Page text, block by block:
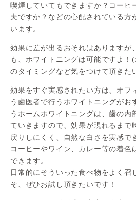
喫煙していてもできますか？コーヒ
夫ですか？などの心配されている方
います。
効果に差が出るおそれはありますが
も、ホワイトニングは可能ですよ！
のタイミングなど気をつけて頂きた
効果をすぐ実感されたい方は、オフ
う歯医者で行うホワイトニングがお
うホームホワイトニングは、歯の内
ていきますので、効果が現れるまで
戻りしにくく、自然な白さを実感で
コーヒーやワイン、カレー等の着色
できます。
日常的にそういった食べ物をよく召
そ、ぜひお試し頂きたいです！